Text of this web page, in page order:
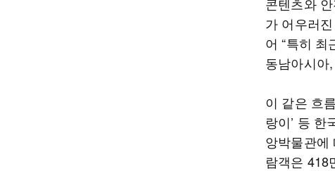
가 어우러
어 “특히
동남아시아
이 같은 흐
랑이’ 등
앙박물관에
람객은 418